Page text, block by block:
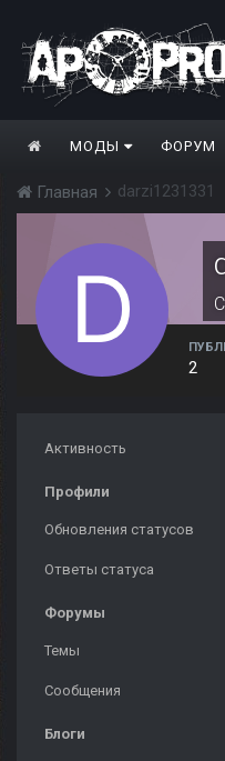
МОДЫ ФОРУМ
Главная darzi1231331
2
Активность
Профили
Обновления статусов
Ответы статуса
Форумы
Темы
Сообщения
Блоги